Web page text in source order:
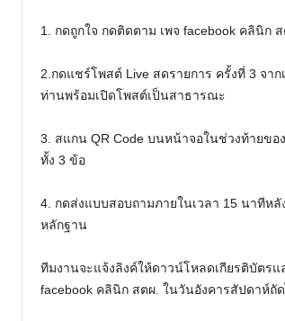
1. กดถูกใจ กดติดตาม เพจ facebook คลินิก ส
2.กดแชร์โพสต์ Live สดรายการ ครั้งที่ 3 จา
ท่านพร้อมเปิดโพสต์เป็นสาธารณะ
3. สแกน QR Code บนหน้าจอในช่วงท้ายขอ
ทั้ง 3 ข้อ
4. กดส่งแบบสอบถามภายในเวลา 15 นาทีห
หลักฐาน
ทีมงานจะแจ้งลิงค์ให้ดาวน์โหลดเกียรติบัตรแ
facebook คลินิก สตผ. ในวันอังคารสัปดาห์ถั